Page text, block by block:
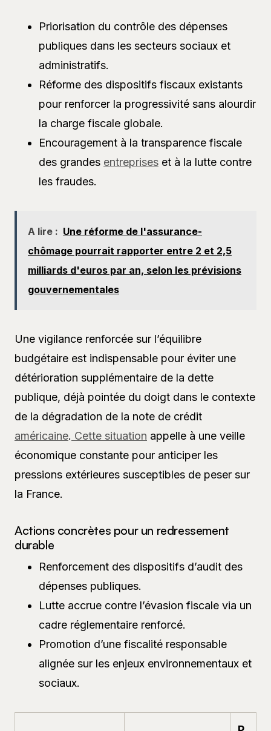
Priorisation du contrôle des dépenses
publiques dans les secteurs sociaux et
administratifs.
Réforme des dispositifs fiscaux existants
pour renforcer la progressivité sans alourdir
la charge fiscale globale.
Encouragement à la transparence fiscale
des grandes entreprises et à la lutte contre
les fraudes.
A lire : Une réforme de l'assurance-
chômage pourrait rapporter entre 2 et 2,5
milliards d'euros par an, selon les prévisions
gouvernementales
Une vigilance renforcée sur l’équilibre
budgétaire est indispensable pour éviter une
détérioration supplémentaire de la dette
publique, déjà pointée du doigt dans le contexte
de la dégradation de la note de crédit
américaine. Cette situation appelle à une veille
économique constante pour anticiper les
pressions extérieures susceptibles de peser sur
la France.
Actions concrètes pour un redressement
durable
Renforcement des dispositifs d’audit des
dépenses publiques.
Lutte accrue contre l’évasion fiscale via un
cadre réglementaire renforcé.
Promotion d’une fiscalité responsable
alignée sur les enjeux environnementaux et
sociaux.